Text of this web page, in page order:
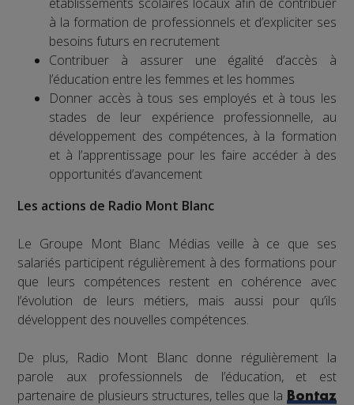
à la formation de professionnels et d’expliciter ses
besoins futurs en recrutement
Contribuer à assurer une égalité d’accès à
l’éducation entre les femmes et les hommes
Donner accès à tous ses employés et à tous les
stades de leur expérience professionnelle, au
développement des compétences, à la formation
et à l’apprentissage pour les faire accéder à des
opportunités d’avancement
Les actions de Radio Mont Blanc
Le Groupe Mont Blanc Médias veille à ce que ses
salariés participent régulièrement à des formations pour
que leurs compétences restent en cohérence avec
l’évolution de leurs métiers, mais aussi pour qu’ils
développent des nouvelles compétences.
De plus, Radio Mont Blanc donne régulièrement la
parole aux professionnels de l’éducation, et est
partenaire de plusieurs structures, telles que la
Bontaz